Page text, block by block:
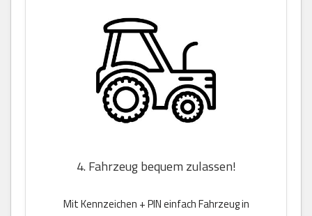
4. Fahrzeug bequem zulassen!
Mit Kennzeichen + PIN einfach Fahrzeug in